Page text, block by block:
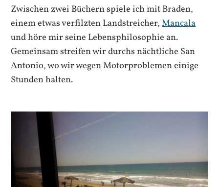
Zwischen zwei Büchern spiele ich mit Braden,
einem etwas verfilzten Landstreicher,Mancala
und höre mir seine Lebensphilosophie an.
Gemeinsam streifen wir durchs nächtliche San
Antonio, wo wir wegen Motorproblemen einige
Stunden halten.